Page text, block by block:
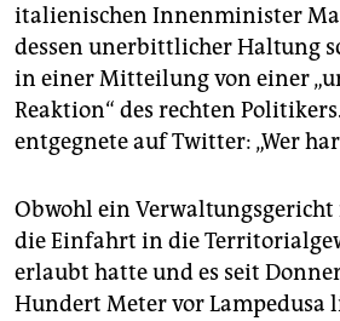
italienischen Innenminister
dessen unerbittlicher Haltung
in einer Mitteilung von einer
Reaktion“ des rechten
entgegnete auf Twitter: „Wer
Obwohl ein Verwaltungsgericht
die Einfahrt in die
erlaubt hatte und es seit
Hundert Meter vor Lampedusa